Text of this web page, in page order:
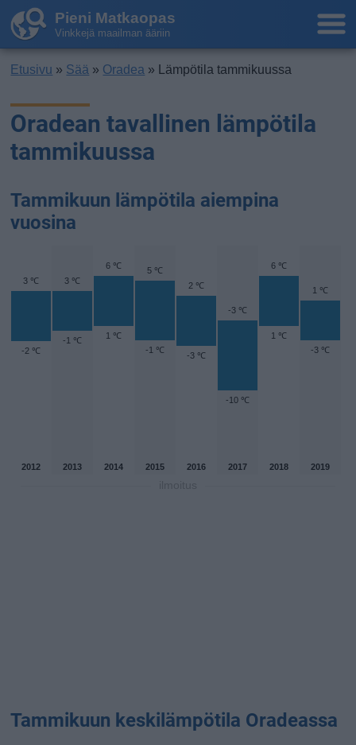
Pieni Matkaopas
Vinkkejä maailman ääriin
Etusivu » Sää » Oradea » Lämpötila tammikuussa
Oradean tavallinen lämpötila
tammikuussa
Tammikuun lämpötila aiempina
vuosina
3 ℃
-2 ℃
3 ℃
-1 ℃
6 ℃
1 ℃
5 ℃
-1 ℃
2 ℃
-3 ℃
-3 ℃
-10 ℃
6 ℃
1 ℃
1 ℃
-3 ℃
2012 2013 2014 2015 2016 2017 2018 2019
Tammikuun keskilämpötila Oradeassa